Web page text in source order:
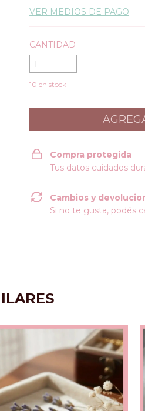
VER MEDIOS DE PAGO
CANTIDAD
10 en stock
Compra protegida
Tus datos cuidados
Cambios y
Si no te gusta, podés